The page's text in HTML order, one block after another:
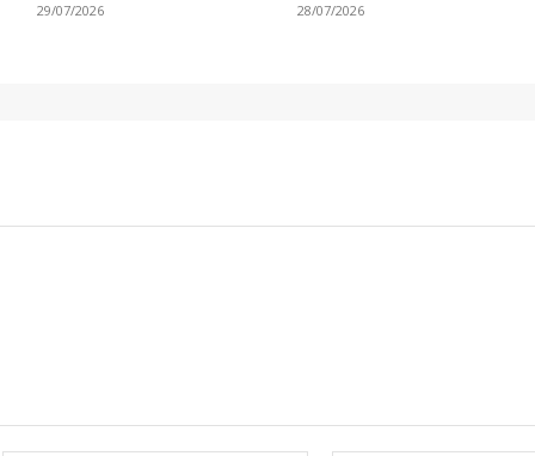
29/07/2026 28/07/2026